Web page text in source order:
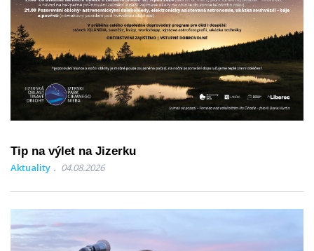
Tip na výlet na Jizerku
Aktuality 04.08.2026